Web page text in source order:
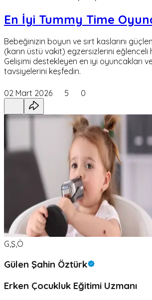
En İyi Tummy Time
Bebeğinizin boyun ve sırt kaslarını
(karın üstü vakit) egzersizlerini eğlenceli
Gelişimi destekleyen en iyi oyuncakları
tavsiyelerini keşfedin.
02 Mart 2026 5 0
G,Ş,Ö
Gülen Şahin Öztürk
Erken Çocukluk Eğitimi Uzmanı